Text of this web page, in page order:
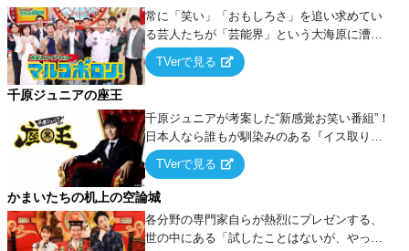
常に「笑い」「おもしろさ」を追い求めてい
る芸人たちが「芸能界」という大海原に漕ぎ
出でて、新たなオモシロ人間を発掘する！
TVerで見る
千原ジュニアの座王
千原ジュニアが考案した“新感覚お笑い番組”！
日本人なら誰もが馴染みのある『イス取りゲ
ーム』をベースに、大喜利・ギャグ・モノボ
ケ・歌…など様々なお題で芸人がショートネ
タを競い合う！
TVerで見る
かまいたちの机上の空論城
各分野の専門家自らが熱烈にプレゼンする、
世の中にある「試したことはないが、やって